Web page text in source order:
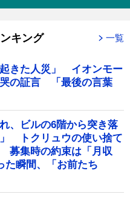
キング 一覧
起きた人災」 イオンモー
の証言 「最後の言葉
、ビルの6階から突き落
トクリュウの使い捨て
募集時の約束は「月収
た瞬間、「お前たち